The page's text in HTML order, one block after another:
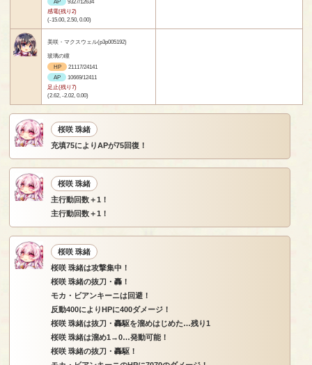
感電(残り2)
(-15.00, 2.50, 0.00)
美咲・マクスウェル(p3p005192)
玻璃の瞳
HP
21117/24141
AP
10669/12411
足止(残り7)
(2.62, -2.02, 0.00)
桜咲 珠緒
充填75によりAPが75回復！
桜咲 珠緒
主行動回数＋1！
主行動回数＋1！
桜咲 珠緒
桜咲 珠緒は攻撃集中！
桜咲 珠緒の抜刀・轟！
モカ・ビアンキーニは回避！
反動400によりHPに400ダメージ！
桜咲 珠緒は抜刀・轟駆を溜めはじめた…残り1
桜咲 珠緒は溜め1→0…発動可能！
桜咲 珠緒の抜刀・轟駆！